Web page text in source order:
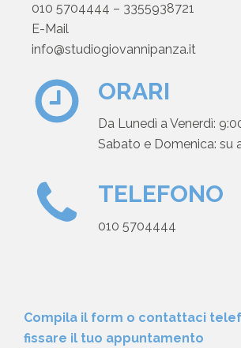
010 5704444 – 3355938721
E-Mail
info@studiogiovannipanza.it
ORARI
Da Lunedì a Venerdì:
Sabato e Domenica: su
TELEFONO
010 5704444
Compila il form o contattaci
fissare il tuo appuntamento